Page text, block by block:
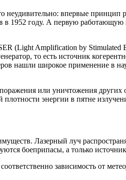
неудивительно: впервые принцип
в 1952 году. А первую работающую
(Light Amplification by Stimulated
то есть источник
нашли широкое применение в
или уничтожения других
энергии в пятне
Лазерный луч
боеприпасы, а только
зависимость от